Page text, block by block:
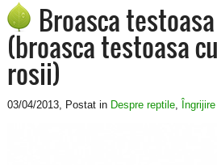
Broasca
(broasca testoasa
rosii)
03/04/2013, Postat in Despre reptile, Îngrijire